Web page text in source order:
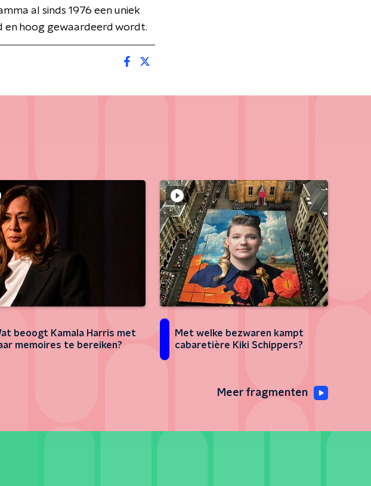
al sinds 1976 een uniek
hoog gewaardeerd wordt.
beoogt Kamala Harris met
memoires te bereiken?
Met welke bezwaren kampt
cabaretière Kiki Schippers?
Meer fragmenten